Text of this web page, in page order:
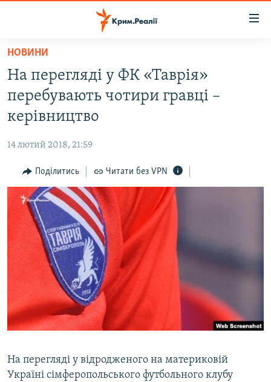
Перейти
основного
матеріалу
Перейти
до
основної
Перейти
до
пошуку
ВОДА.КРИМ
ВІДЕО ТА ФОТО
БЛОГИ
ПОГЛЯД
ІНТЕРВ'Ю
ВСЕ ЗА ДЕНЬ
СПЕЦПРОЕКТИ
ДЕПОРТАЦІЯ
ВІДЕОУРОКИ «ELIFBE»
СВІДЧЕННЯ ОКУПАЦІЇ
УКРАЇНСЬКА ПРОБЛЕМА КРИМУ
ЯК ОБІЙТИ БЛОКУВАННЯ
Qırımtatar
НОВИНИ
На перегляді у ФК «Таврія»
перебувають чотири гравці –
керівництво
14 лютий 2018, 21:59
Поділитись Читати без VPN
На перегляді у відродженого на материковій
Україні сімферопольського футбольного клубу